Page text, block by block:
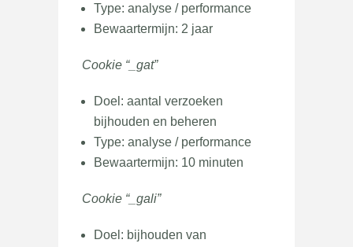
Type: analyse / performance
Bewaartermijn: 2 jaar
Cookie “_gat”
Doel: aantal verzoeken
bijhouden en beheren
Type: analyse / performance
Bewaartermijn: 10 minuten
Cookie “_gali”
Doel: bijhouden van